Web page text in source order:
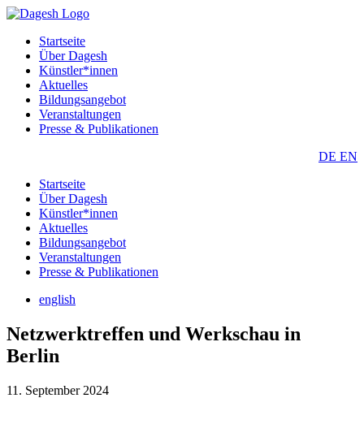
Startseite
Über Dagesh
Künstler*innen
Aktuelles
Bildungsangebot
Veranstaltungen
Presse & Publikationen
DE EN
Startseite
Über Dagesh
Künstler*innen
Aktuelles
Bildungsangebot
Veranstaltungen
Presse & Publikationen
english
Netzwerktreffen und Werkschau in
Berlin
11. September 2024